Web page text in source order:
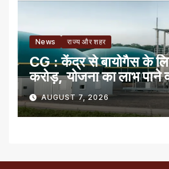
News राज्य और शहर
CG : केंद्र से बायोगैस के
करोड़, योजना का लाभ पाने
पहला राज्य
AUGUST 7, 2026